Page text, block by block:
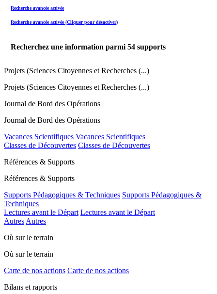
Recherche avancée activée
Recherche avancée activée (Cliquer pour désactiver)
Recherchez une information parmi 54 supports
Projets (Sciences Citoyennes et Recherches (...)
Projets (Sciences Citoyennes et Recherches (...)
Journal de Bord des Opérations
Journal de Bord des Opérations
Vacances Scientifiques Vacances Scientifiques
Classes de Découvertes Classes de Découvertes
Références & Supports
Références & Supports
Supports Pédagogiques & Techniques Supports Pédagogiques &
Techniques
Lectures avant le Départ Lectures avant le Départ
Autres Autres
Où sur le terrain
Où sur le terrain
Carte de nos actions Carte de nos actions
Bilans et rapports